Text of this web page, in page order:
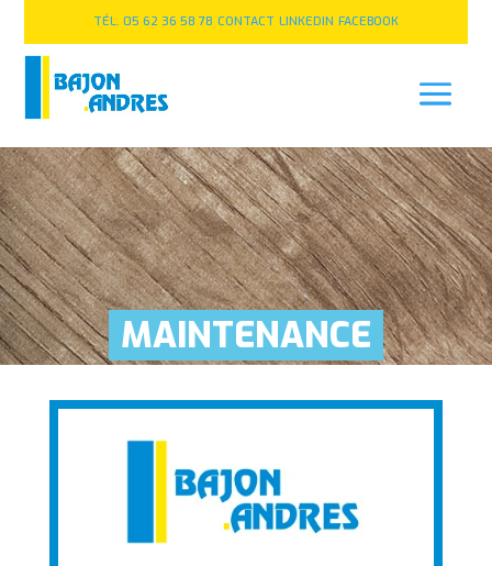
TÉL. 05 62 36 58 78 CONTACT LINKEDIN FACEBOOK
MAINTENANCE